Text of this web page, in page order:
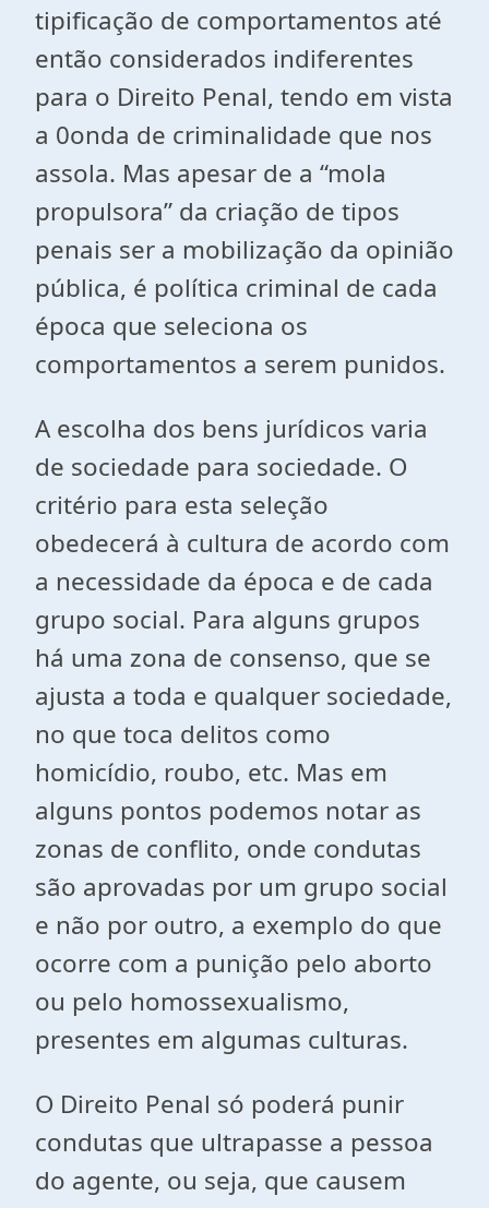
tipificação de comportamentos até
então considerados indiferentes
para o Direito Penal, tendo em vista
a 0onda de criminalidade que nos
assola. Mas apesar de a “mola
propulsora” da criação de tipos
penais ser a mobilização da opinião
pública, é política criminal de cada
época que seleciona os
comportamentos a serem punidos.
A escolha dos bens jurídicos varia
de sociedade para sociedade. O
critério para esta seleção
obedecerá à cultura de acordo com
a necessidade da época e de cada
grupo social. Para alguns grupos
há uma zona de consenso, que se
ajusta a toda e qualquer sociedade,
no que toca delitos como
homicídio, roubo, etc. Mas em
alguns pontos podemos notar as
zonas de conflito, onde condutas
são aprovadas por um grupo social
e não por outro, a exemplo do que
ocorre com a punição pelo aborto
ou pelo homossexualismo,
presentes em algumas culturas.
O Direito Penal só poderá punir
condutas que ultrapasse a pessoa
do agente, ou seja, que causem